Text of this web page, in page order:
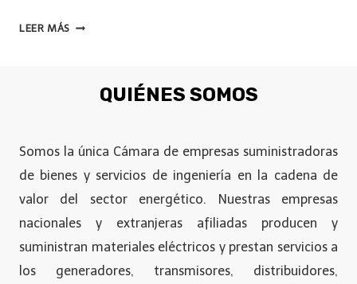
LEER MÁS
QUIÉNES SOMOS
Somos la única Cámara de empresas suministradoras
de bienes y servicios de ingeniería en la cadena de
valor del sector energético. Nuestras empresas
nacionales y extranjeras afiliadas producen y
suministran materiales eléctricos y prestan servicios a
los generadores, transmisores, distribuidores,